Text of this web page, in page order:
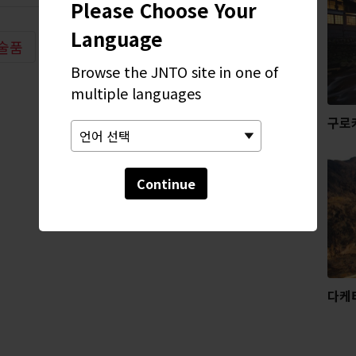
Please Choose Your
Language
Browse the JNTO site in one of
multiple languages
Continue
품 사원 & 신사
구로
다케